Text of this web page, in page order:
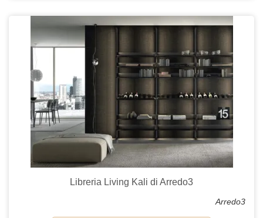
Libreria Living Kali di Arredo3
Arredo3